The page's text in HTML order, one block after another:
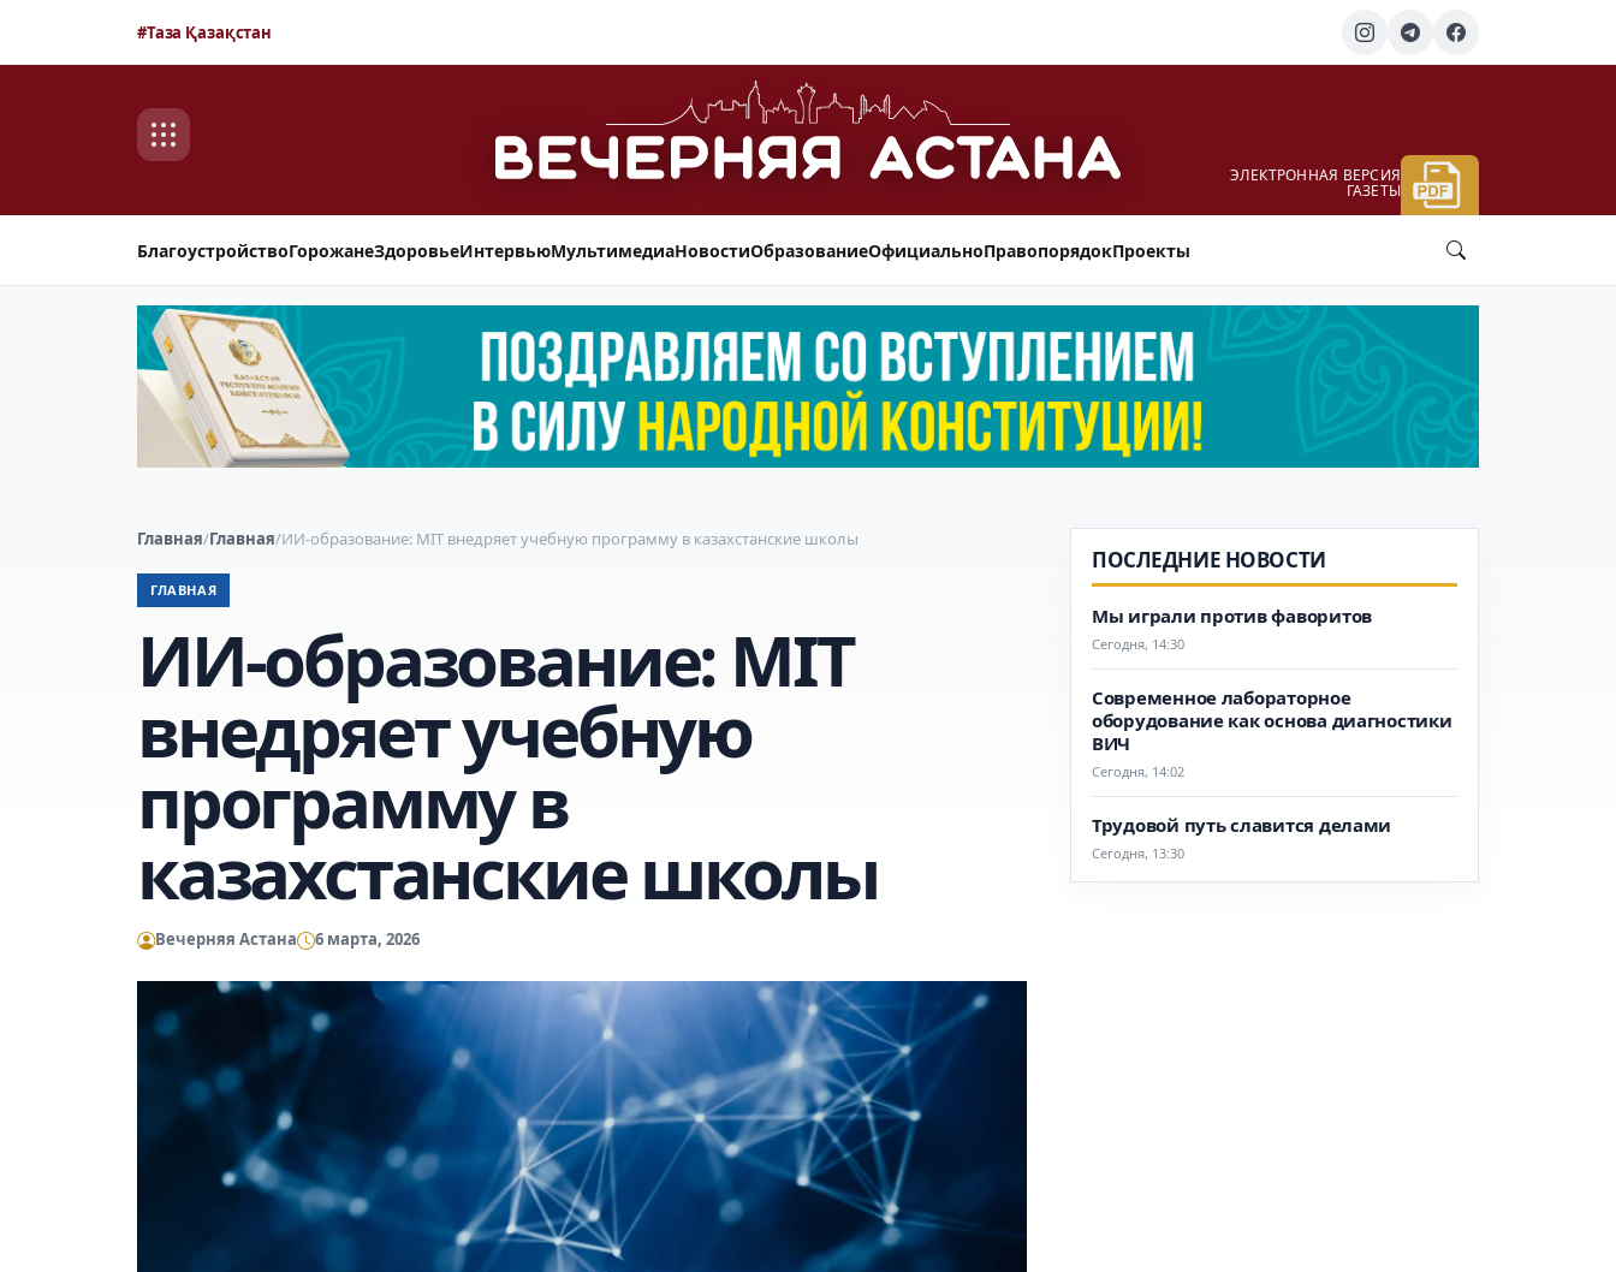
#Таза Қазақстан
ЭЛЕКТРОННАЯ ВЕРСИЯ
ГАЗЕТЫ
БлагоустройствоГорожанеЗдоровьеИнтервьюМультимедиаНовостиОбразованиеОфициальноПравопорядокПроекты
Главная/Главная/ИИ-образование: MIT внедряет учебную программу в казахстанские школы
ГЛАВНАЯ
ИИ-образование: MIT
внедряет учебную
программу в
казахстанские школы
Вечерняя Астана 6 марта, 2026
ПОСЛЕДНИЕ НОВОСТИ
Мы играли против фаворитов
Сегодня, 14:30
Современное лабораторное
оборудование как основа диагностики
ВИЧ
Сегодня, 14:02
Трудовой путь славится делами
Сегодня, 13:30